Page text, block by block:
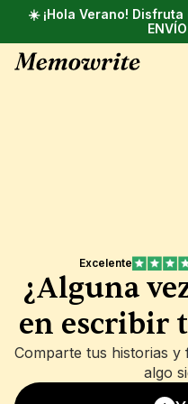
☀️ ¡Hola Verano! Disfruta
Excelente
¿Alguna
en escribir
Comparte tus historias
algo